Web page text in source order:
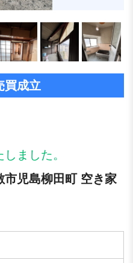
買成立
ました。
市児島柳田町 空き家